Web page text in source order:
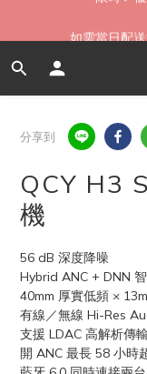
無卡分
如需當日配
分享到
QCY H3
機
56 dB 深度降噪
Hybrid ANC + DNN
40mm 厚實低頻 ×
有線／無線 Hi-Res
支援 LDAC 高解析傳
開 ANC 最長 58 小時